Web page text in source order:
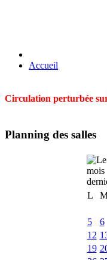
Accueil
Circulation perturbée
Planning des salles
L
5
6
12
19